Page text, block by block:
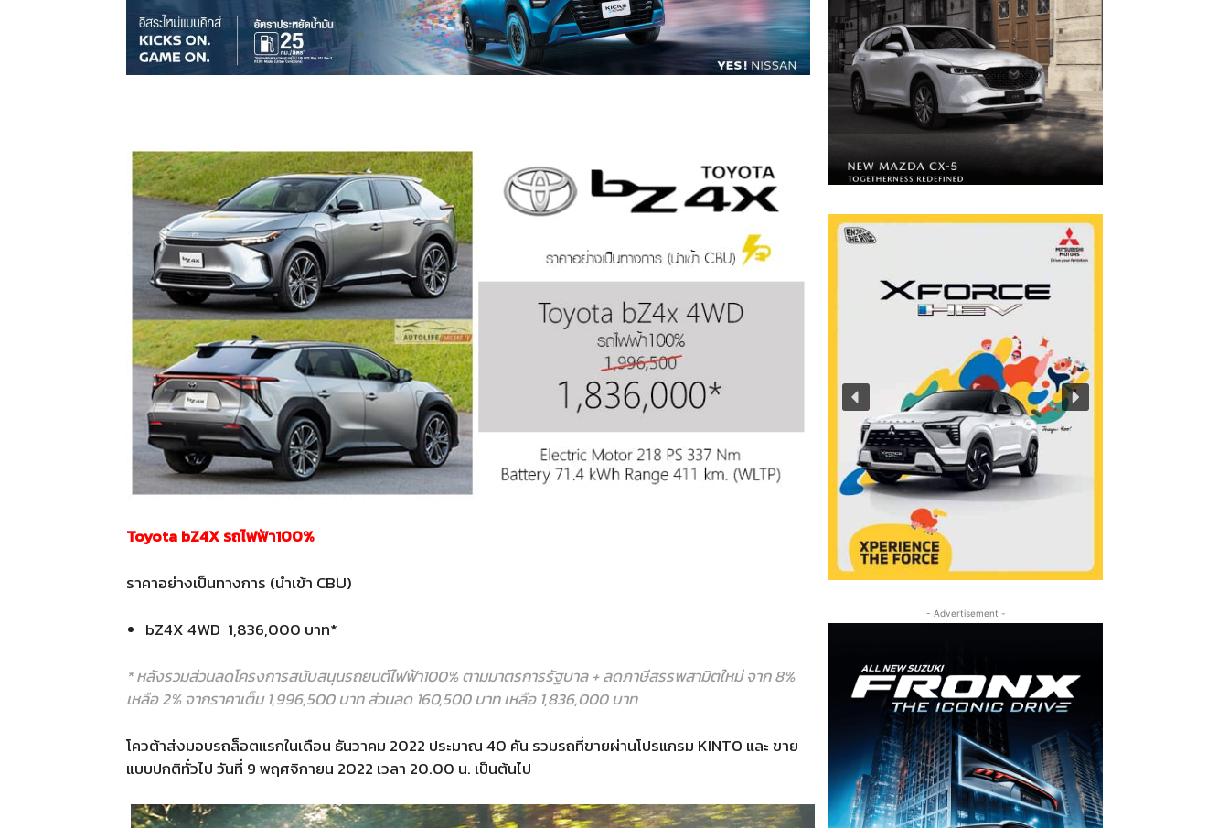
Toyota bZ4X รถไฟฟ้า100%
ราคาอย่างเป็นทางการ (นำเข้า CBU)
bZ4X 4WD 1,836,000 บาท*
* หลังรวมส่วนลดโครงการสนับสนุนรถยนต์ไฟฟ้า100% ตามมาตรการรัฐบาล + ลดภาษีสรรพสามิตใหม่ จาก 8%
เหลือ 2% จากราคาเต็ม 1,996,500 บาท ส่วนลด 160,500 บาท เหลือ 1,836,000 บาท
โควต้าส่งมอบรถล็อตแรกในเดือน ธันวาคม 2022 ประมาณ 40 คัน รวมรถที่ขายผ่านโปรแกรม KINTO และ ขาย
แบบปกติทั่วไป วันที่ 9 พฤศจิกายน 2022 เวลา 20.00 น. เป็นต้นไป
- Advertisement -